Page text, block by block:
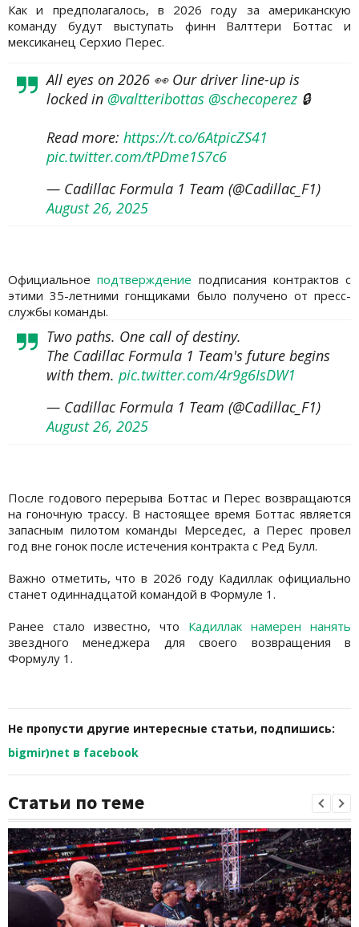
Как и предполагалось, в 2026 году за американскую
команду будут выступать финн Валттери Боттас и
мексиканец Серхио Перес.
All eyes on 2026 👀 Our driver line-up is
locked in @valtteribottas @schecoperez 🔒
Read more: https://t.co/6AtpicZS41
pic.twitter.com/tPDme1S7c6
— Cadillac Formula 1 Team (@Cadillac_F1)
August 26, 2025
Официальноеподтверждение подписания контрактов с
этими 35-летними гонщиками было получено от пресс-
службы команды.
Two paths. One call of destiny.
The Cadillac Formula 1 Team's future begins
with them. pic.twitter.com/4r9g6IsDW1
— Cadillac Formula 1 Team (@Cadillac_F1)
August 26, 2025
После годового перерыва Боттас и Перес возвращаются
на гоночную трассу. В настоящее время Боттас является
запасным пилотом команды Мерседес, а Перес провел
год вне гонок после истечения контракта с Ред Булл.
Важно отметить, что в 2026 году Кадиллак официально
станет одиннадцатой командой в Формуле 1.
Ранее стало известно, что Кадиллак намерен нанять
звездного менеджера для своего возвращения в
Формулу 1.
Не пропусти другие интересные статьи, подпишись:
bigmir)net в facebook
Статьи по теме